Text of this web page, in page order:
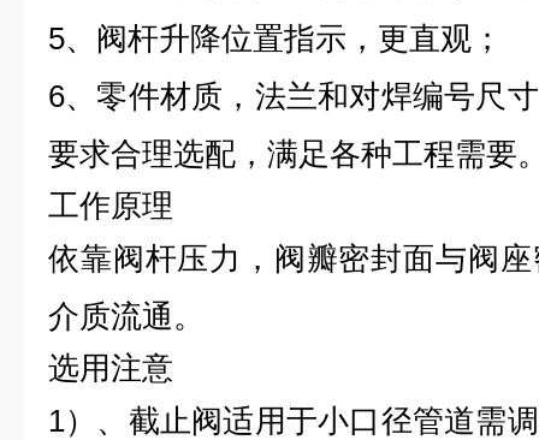
5、阀杆升降位置指示，更直观；
6、零件材质，法兰和对焊编号尺
要求合理选配，满足各种工程需要
工作原理
依靠阀杆压力，阀瓣密封面与阀
介质流通。
选用注意
1）、截止阀适用于小口径管道需